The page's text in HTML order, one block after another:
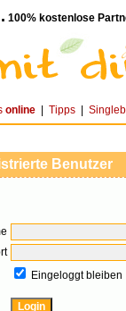
100% kostenlose
online Tipps
Benutzer
Eingeloggt bleiben